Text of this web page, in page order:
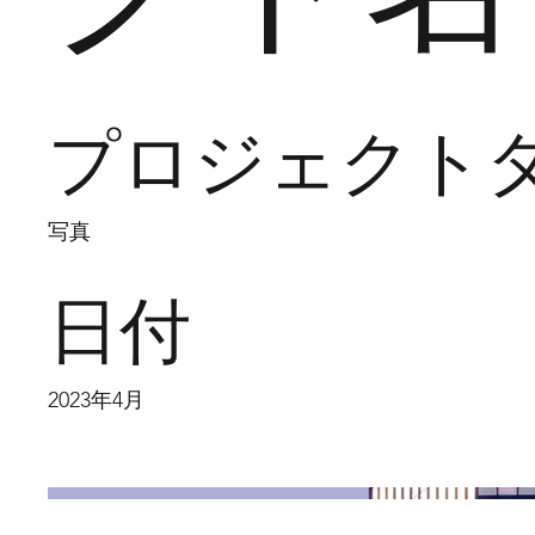
プロジェクト
写真
日付
2023年4月